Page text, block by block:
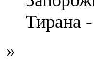
Тирана -
»